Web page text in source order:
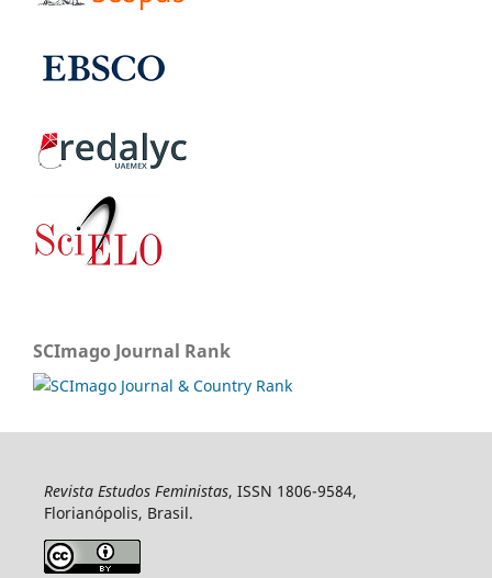
SCImago Journal Rank
Revista Estudos Feministas, ISSN 1806-9584,
Florianópolis, Brasil.